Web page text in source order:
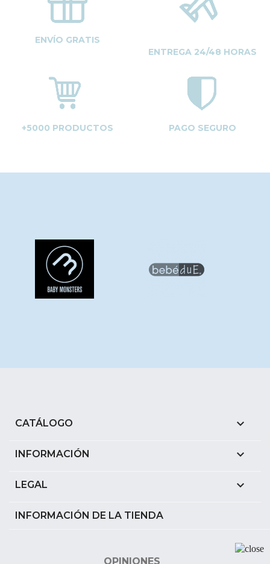
ENVÍO GRATIS
ENTREGA 24/48 HORAS
+5000 PRODUCTOS PAGO SEGURO
CATÁLOGO 
INFORMACIÓN 
LEGAL 
INFORMACIÓN DE LA TIENDA
OPINIONES